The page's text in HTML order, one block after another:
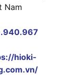
Nam
hioki-